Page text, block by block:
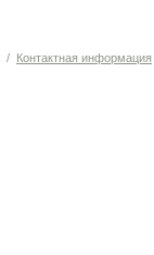
/ Контактная информация